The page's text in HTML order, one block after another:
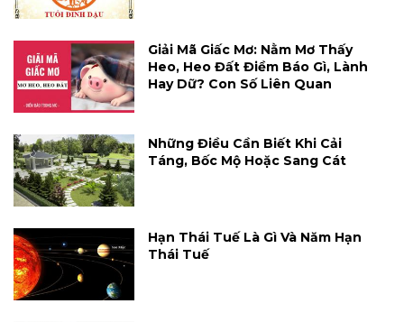
Giải Mã Giấc Mơ: Nằm Mơ Thấy
Heo, Heo Đất Điềm Báo Gì, Lành
Hay Dữ? Con Số Liên Quan
Những Điều Cần Biết Khi Cải
Táng, Bốc Mộ Hoặc Sang Cát
Hạn Thái Tuế Là Gì Và Năm Hạn
Thái Tuế